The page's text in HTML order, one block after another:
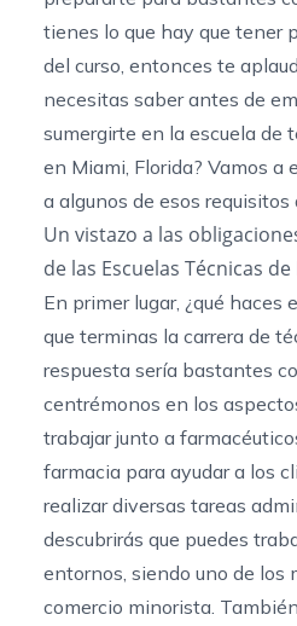
tienes lo que hay que tener
del curso, entonces te
necesitas saber antes de
sumergirte en la escuela de
en Miami, Florida? Vamos a
a algunos de esos requisitos
Un vistazo a las
de las Escuelas Técnicas
En primer lugar, ¿qué
que terminas la carrera de
respuesta sería bastantes
centrémonos en los
trabajar junto a
farmacia para ayudar a los
realizar diversas tareas
descubrirás que puedes
entornos, siendo uno de los
comercio minorista.